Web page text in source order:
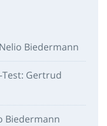
Biedermann
Test: Gertrud
Biedermann